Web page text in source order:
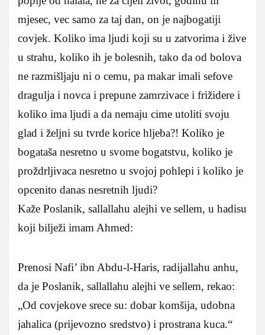
mjesec, vec samo za taj dan, on je najbogatiji
covjek. Koliko ima ljudi koji su u zatvorima i žive
u strahu, koliko ih je bolesnih, tako da od bolova
ne razmišljaju ni o cemu, pa makar imali sefove
dragulja i novca i prepune zamrzivace i frižidere i
koliko ima ljudi a da nemaju cime utoliti svoju
glad i željni su tvrde korice hljeba?! Koliko je
bogataša nesretno u svome bogatstvu, koliko je
proždrljivaca nesretno u svojoj pohlepi i koliko je
opcenito danas nesretnih ljudi?
Kaže Poslanik, sallallahu alejhi ve sellem, u hadisu
koji bilježi imam Ahmed:
Prenosi Nafi’ ibn Abdu-l-Haris, radijallahu anhu,
da je Poslanik, sallallahu alejhi ve sellem, rekao:
„Od covjekove srece su: dobar komšija, udobna
jahalica (prijevozno sredstvo) i prostrana kuca.“